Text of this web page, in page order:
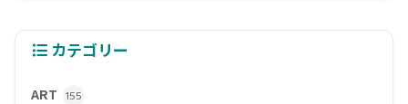
カテゴリー
ART 155